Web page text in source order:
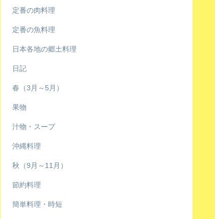
定番の肉料理
定番の魚料理
日本各地の郷土料理
日記
春（3月～5月）
果物
汁物・スープ
沖縄料理
秋（9月～11月）
節約料理
簡単料理・時短